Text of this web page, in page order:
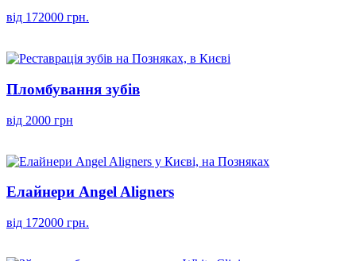
від 172000 грн.
Пломбування зубів
від 2000 грн
Елайнери Angel Aligners
від 172000 грн.